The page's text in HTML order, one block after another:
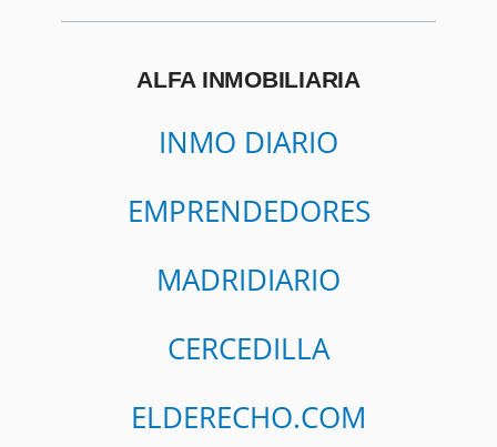
ALFA INMOBILIARIA
INMO DIARIO
EMPRENDEDORES
MADRIDIARIO
CERCEDILLA
ELDERECHO.COM